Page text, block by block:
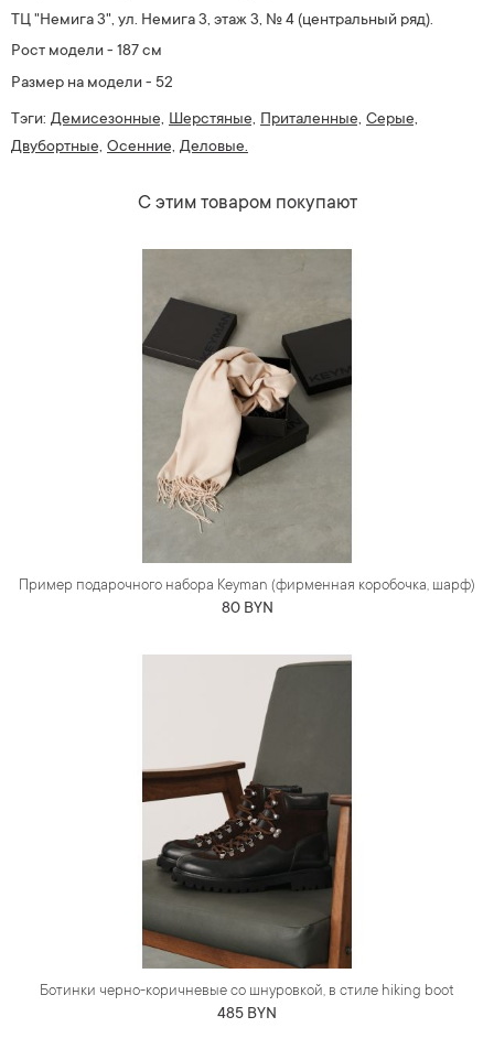
ТЦ "Немига 3", ул. Немига 3, этаж 3, № 4 (центральный ряд).
Рост модели - 187 см
Размер на модели - 52
Тэги: Демисезонные, Шерстяные, Приталенные, Серые,
Двубортные, Осенние, Деловые.
С этим товаром покупают
Пример подарочного набора Keyman (фирменная коробочка, шарф)
80 BYN
Ботинки черно-коричневые со шнуровкой, в стиле hiking boot
485 BYN